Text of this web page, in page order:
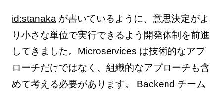
id:stanaka が書いているように、意思決定がよ
り小さな単位で実行できるよう開発体制を前進
してきました。Microservices は技術的なアプ
ローチだけではなく、組織的なアプローチも含
めて考える必要があります。 Backend チーム